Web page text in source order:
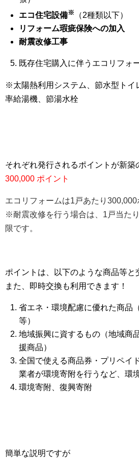
エコ住宅設備※
（2種類以下）
リフォーム瑕疵保険への加入
耐震改修工事
既存住宅購入に伴うエコリフォ
※太陽熱利用システム、節水型トイ
率給湯機、節湯水栓
それぞれ発行されるポイントが新築
300,000 ポイント
エコリフォームは1戸あたり
※耐震改修を行う場合は、1戸当た
限です。
ポイントは、以下のような商品等と
また、即時交換も利用できます！
省エネ・環境配慮に優れた商品
等）
地域振興に資するもの（地域商
援商品）
全国で使える商品券・プリペイ
業者が環境寄附を行うなど、環
環境寄附、復興寄附
簡単な説明ですが